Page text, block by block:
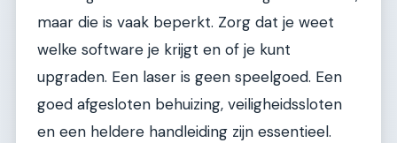
maar die is vaak beperkt. Zorg dat je weet
welke software je krijgt en of je kunt
upgraden. Een laser is geen speelgoed. Een
goed afgesloten behuizing, veiligheidssloten
en een heldere handleiding zijn essentieel.